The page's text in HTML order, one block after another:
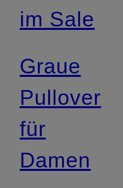
im Sale
Graue
Pullover
für
Damen